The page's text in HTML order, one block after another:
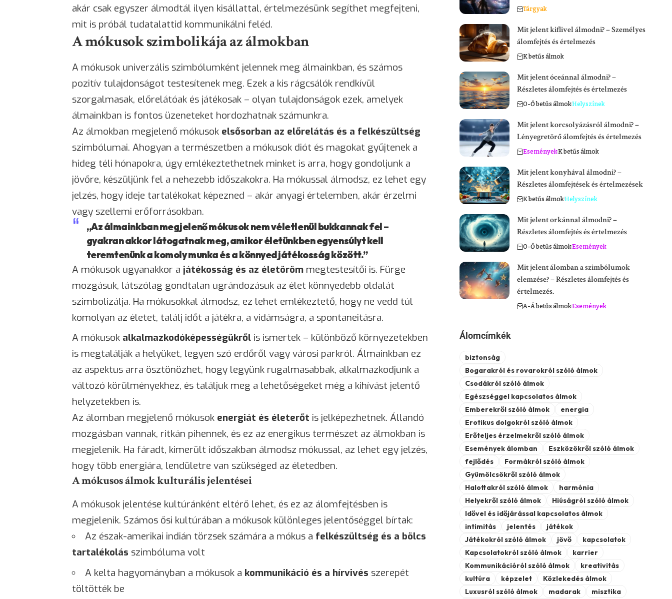
akár csak egyszer álmodtál ilyen kisállattal, értelmezésünk segíthet megfejteni,
mit is próbál tudatalattid kommunikálni feléd.
A mókusok szimbolikája az álmokban
A mókusok univerzális szimbólumként jelennek meg álmainkban, és számos
pozitív tulajdonságot testesítenek meg. Ezek a kis rágcsálók rendkívül
szorgalmasak, előrelátóak és játékosak – olyan tulajdonságok ezek, amelyek
álmainkban is fontos üzeneteket hordozhatnak számunkra.
Az álmokban megjelenő mókusok elsősorban az előrelátás és a felkészültség
szimbólumai. Ahogyan a természetben a mókusok diót és magokat gyűjtenek a
hideg téli hónapokra, úgy emlékeztethetnek minket is arra, hogy gondoljunk a
jövőre, készüljünk fel a nehezebb időszakokra. Ha mókussal álmodsz, ez lehet egy
jelzés, hogy ideje tartalékokat képezned – akár anyagi értelemben, akár érzelmi
vagy szellemi erőforrásokban.
„Az álmainkban megjelenő mókusok nem véletlenül bukkannak fel –
gyakran akkor látogatnak meg, amikor életünkben egyensúlyt kell
teremtenünk a komoly munka és a könnyed játékosság között.”
A mókusok ugyanakkor a játékosság és az életöröm megtestesítői is. Fürge
mozgásuk, látszólag gondtalan ugrándozásuk az élet könnyedebb oldalát
szimbolizálja. Ha mókusokkal álmodsz, ez lehet emlékeztető, hogy ne vedd túl
komolyan az életet, találj időt a játékra, a vidámságra, a spontaneitásra.
A mókusok alkalmazkodóképességükről is ismertek – különböző környezetekben
is megtalálják a helyüket, legyen szó erdőről vagy városi parkról. Álmainkban ez
az aspektus arra ösztönözhet, hogy legyünk rugalmasabbak, alkalmazkodjunk a
változó körülményekhez, és találjuk meg a lehetőségeket még a kihívást jelentő
helyzetekben is.
Az álomban megjelenő mókusok energiát és életerőt is jelképezhetnek. Állandó
mozgásban vannak, ritkán pihennek, és ez az energikus természet az álmokban is
megjelenik. Ha fáradt, kimerült időszakban álmodsz mókussal, az lehet egy jelzés,
hogy több energiára, lendületre van szükséged az életedben.
A mókusos álmok kulturális jelentései
A mókusok jelentése kultúránként eltérő lehet, és ez az álomfejtésben is
megjelenik. Számos ősi kultúrában a mókusok különleges jelentőséggel bírtak:
Az észak-amerikai indián törzsek számára a mókus a felkészültség és a bölcs
tartalékolás szimbóluma volt
A kelta hagyományban a mókusok a kommunikáció és a hírvivés szerepét
töltötték be
Tárgyak
Mit jelent kiflivel álmodni? – Személyes
álomfejtés és értelmezés
K betűs álmok
Mit jelent óceánnal álmodni? –
Részletes álomfejtés és értelmezés
O-Ő betűs álmokHelyszínek
Mit jelent korcsolyázásról álmodni? –
Lényegretörő álomfejtés és értelmezés
EseményekK betűs álmok
Mit jelent konyhával álmodni? –
Részletes álomfejtések és értelmezések
K betűs álmokHelyszínek
Mit jelent orkánnal álmodni? –
Részletes álomfejtés és értelmezés
O-Ő betűs álmokEsemények
Mit jelent álomban a szimbólumok
elemzése? – Részletes álomfejtés és
értelmezés.
A-Á betűs álmokEsemények
Álomcímkék
biztonság
Bogarakról és rovarokról szóló álmok
Csodákról szóló álmok
Egészséggel kapcsolatos álmok
Emberekről szóló álmok
energia
Erotikus dolgokról szóló álmok
Erőteljes érzelmekről szóló álmok
Események álomban
Eszközökről szóló álmok
fejlődés
Formákról szóló álmok
Gyümölcsökről szóló álmok
Halottakról szóló álmok
harmónia
Helyekről szóló álmok
Hiúságról szóló álmok
Idővel és időjárással kapcsolatos álmok
intimitás
jelentés
játékok
Játékokról szóló álmok
jövő
kapcsolatok
Kapcsolatokról szóló álmok
karrier
Kommunikációról szóló álmok
kreativitás
kultúra
képzelet
Közlekedés álmok
Luxusról szóló álmok
madarak
misztika